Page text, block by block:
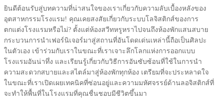
ยินดีต้อนรับสู่บทความที่น่าสนใจของเราเกี่ยวกับความลับเบื้องหลังของ
อุตสาหกรรมโรงแรม! คุณเคยสงสัยเกี่ยวกับระบบโลจิสติกส์ของการ
ตกแต่งโรงแรมหรือไม่? ตั้งแต่ห้องสวีทหรูหราไปจนถึงห้องพักแสนสบาย
กระบวนการนำเฟอร์นิเจอร์มาสู่สถานที่อันโดดเด่นเหล่านี้ถือเป็นศิลปะ
ในตัวเอง เข้าร่วมกับเราในขณะที่เราเจาะลึกโลกแห่งการออกแบบ
โรงแรมอันน่าทึ่ง และเรียนรู้เกี่ยวกับวิธีการอันซับซ้อนที่ใช้ในการนำ
ความสะดวกสบายและสไตล์มาสู่ห้องพักทุกห้อง เตรียมที่จะประหลาดใจ
ในขณะที่เราเปิดเผยเทคนิคที่ซ่อนอยู่และความมหัศจรรย์ด้านลอจิสติกส์ที่
จะทำให้พื้นที่ในโรงแรมที่คุณชื่นชอบมีชีวิตขึ้นมา